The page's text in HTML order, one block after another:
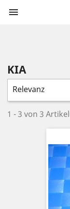

KIA
Relevanz
1 - 3 von 3